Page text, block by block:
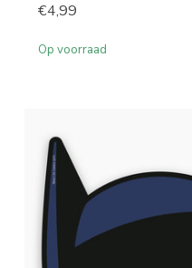
€4,99
Op voorraad